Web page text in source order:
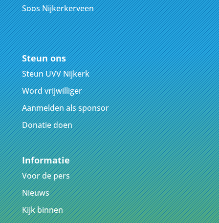
Soos Nijkerkerveen
Steun ons
Steun UVV Nijkerk
Word vrijwilliger
Aanmelden als sponsor
Donatie doen
Informatie
Voor de pers
Nieuws
Kijk binnen